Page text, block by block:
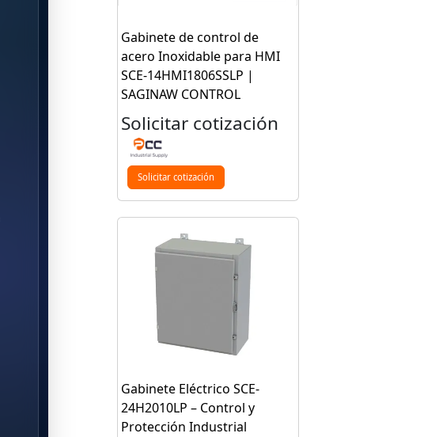
Gabinete de control de
acero Inoxidable para HMI
SCE-14HMI1806SSLP |
SAGINAW CONTROL
Solicitar cotización
Solicitar cotización
Gabinete Eléctrico SCE-
24H2010LP – Control y
Protección Industrial